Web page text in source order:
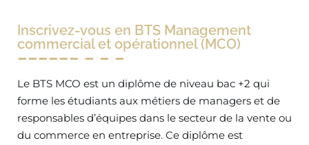
Inscrivez-vous en BTS Management
commercial et opérationnel (MCO)
Le BTS MCO est un diplôme de niveau bac +2 qui
forme les étudiants aux métiers de managers et de
responsables d’équipes dans le secteur de la vente ou
du commerce en entreprise. Ce diplôme est